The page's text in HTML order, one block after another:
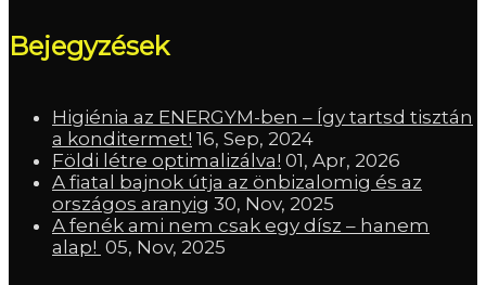
Bejegyzések
Higiénia az ENERGYM-ben – Így tartsd tisztán
a konditermet! 16, Sep, 2024
Földi létre optimalizálva! 01, Apr, 2026
A fiatal bajnok útja az önbizalomig és az
országos aranyig 30, Nov, 2025
A fenék ami nem csak egy dísz – hanem
alap! 05, Nov, 2025